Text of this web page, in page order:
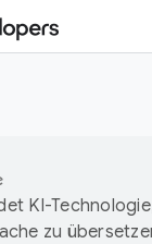
KI-
zu